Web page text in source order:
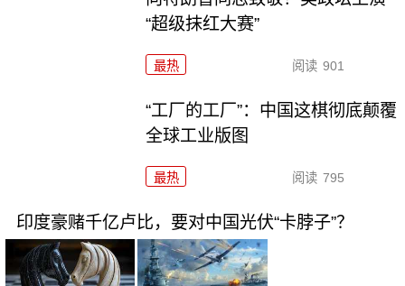
“超级抹红大赛”
最热 阅读 901
“工厂的工厂”：中国这棋彻底颠覆
全球工业版图
最热 阅读 795
印度豪赌千亿卢比，要对中国光伏“卡脖子”？